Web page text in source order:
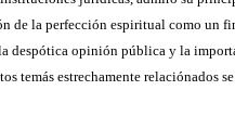
de la perfección espiritual como un
opinión pública y la
temás estrechamente relaciónados